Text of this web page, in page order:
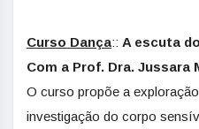
Curso Dança:: A escuta
Com a Prof. Dra. Jussara
O curso propõe a
investigação do corpo